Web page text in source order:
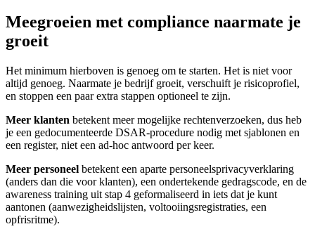
Meegroeien met compliance naarmate je
groeit
Het minimum hierboven is genoeg om te starten. Het is niet voor
altijd genoeg. Naarmate je bedrijf groeit, verschuift je risicoprofiel,
en stoppen een paar extra stappen optioneel te zijn.
Meer klanten betekent meer mogelijke rechtenverzoeken, dus heb
je een gedocumenteerde DSAR-procedure nodig met sjablonen en
een register, niet een ad-hoc antwoord per keer.
Meer personeel betekent een aparte personeelsprivacyverklaring
(anders dan die voor klanten), een ondertekende gedragscode, en de
awareness training uit stap 4 geformaliseerd in iets dat je kunt
aantonen (aanwezigheidslijsten, voltooiingsregistraties, een
opfrisritme).